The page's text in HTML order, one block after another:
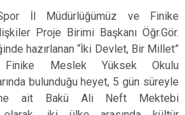
Konyaaltı
Muratpaşa
İl Müdürlüğümüz ve Finike
Proje Birimi Başkanı Öğr.Gör.
hazırlanan “İki Devlet, Bir Millet”
Finike Meslek Yüksek Okulu
bulunduğu heyet, 5 gün süreyle
ait Bakü Ali Neft Mektebi